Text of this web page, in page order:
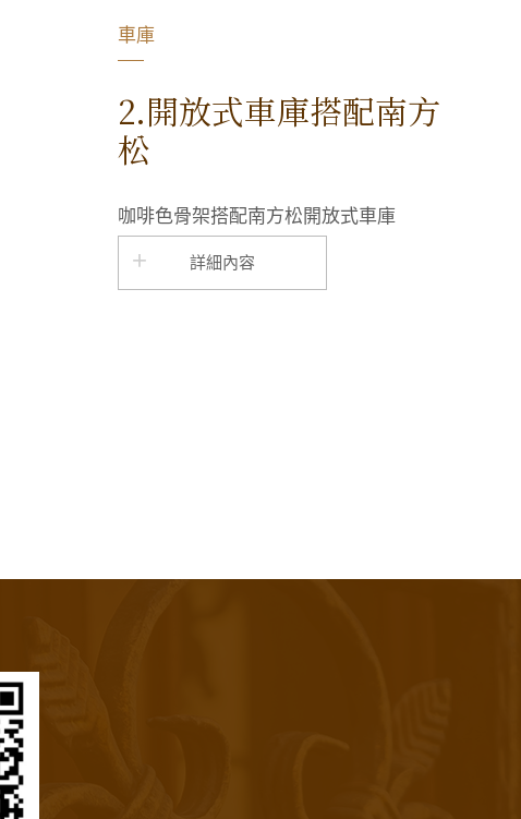
車庫
2.開放式車庫搭配南方
松
咖啡色骨架搭配南方松開放式車庫
詳細內容